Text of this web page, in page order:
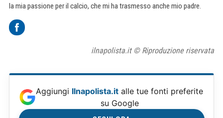
la mia passione per il calcio, che mi ha trasmesso anche mio padre.
ilnapolista.it © Riproduzione riservata
Aggiungi Ilnapolista.it alle tue fonti preferite
su Google